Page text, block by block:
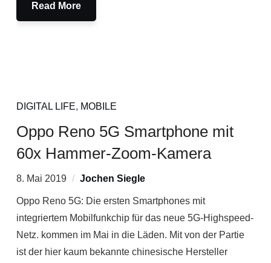
Read More
DIGITAL LIFE, MOBILE
Oppo Reno 5G Smartphone mit
60x Hammer-Zoom-Kamera
8. Mai 2019 Jochen Siegle
Oppo Reno 5G: Die ersten Smartphones mit
integriertem Mobilfunkchip für das neue 5G-Highspeed-
Netz. kommen im Mai in die Läden. Mit von der Partie
ist der hier kaum bekannte chinesische Hersteller